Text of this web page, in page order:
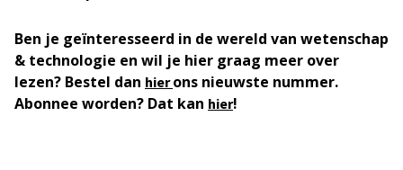
Ben je geïnteresseerd in de wereld van wetenschap
& technologie en wil je hier graag meer over
lezen? Bestel dan hierons nieuwste nummer.
Abonnee worden? Dat kan hier!